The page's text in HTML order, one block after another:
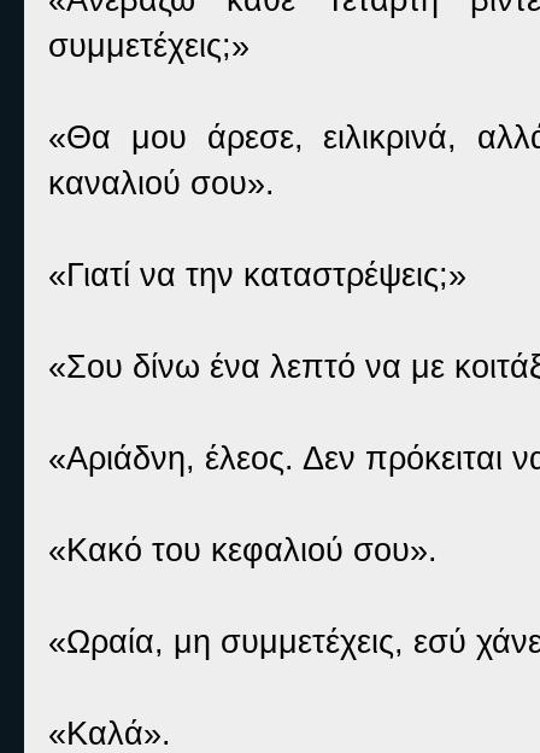
συμμετέχεις;»
«Θα μου άρεσε, ειλικρινά,
καναλιού σου».
«Γιατί να την καταστρέψεις;»
«Σου δίνω ένα λεπτό να με
«Αριάδνη, έλεος. Δεν
«Κακό του κεφαλιού σου».
«Ωραία, μη συμμετέχεις, εσύ
«Καλά».